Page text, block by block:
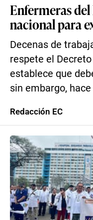
Enfermeras
nacional para
Decenas de
respete el
establece que
sin embargo, hace
Redacción EC